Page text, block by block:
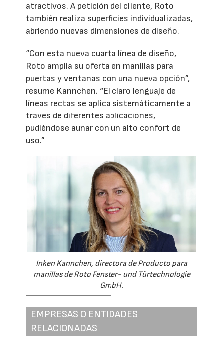
atractivos. A petición del cliente, Roto
también realiza superficies individualizadas,
abriendo nuevas dimensiones de diseño.
“Con esta nueva cuarta línea de diseño,
Roto amplía su oferta en manillas para
puertas y ventanas con una nueva opción”,
resume Kannchen. “El claro lenguaje de
líneas rectas se aplica sistemáticamente a
través de diferentes aplicaciones,
pudiéndose aunar con un alto confort de
uso.”
Inken Kannchen, directora de Producto para
manillas de Roto Fenster- und Türtechnologie
GmbH.
EMPRESAS O ENTIDADES
RELACIONADAS